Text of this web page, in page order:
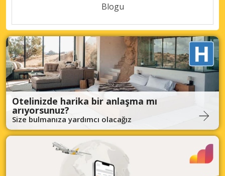
Blogu
Otelinizde harika bir anlaşma mı
arıyorsunuz?
Size bulmanıza yardımcı olacağız